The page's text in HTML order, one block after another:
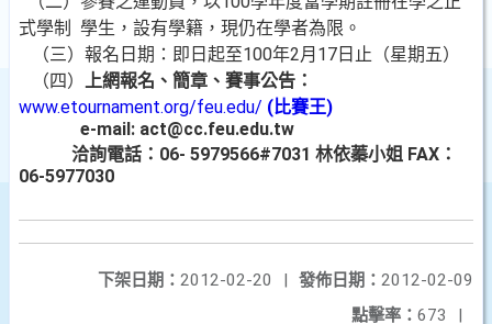
式學制
學生，設有學籍，現仍在學者為限。
（三）報名日期：即日起至100年2月17日止（星期五）
（四） 上網報名、簡章、賽事公告：
www.etournament.org/feu.edu/ (比賽王)
e-mail: act@cc.feu.edu.tw
洽詢電話： 06- 5979566#7031 林依蓁小姐 FAX ：
06-5977030
發佈日期： 2012-02-09
下架日期： 2012-02-20
|
點擊率： 673 |